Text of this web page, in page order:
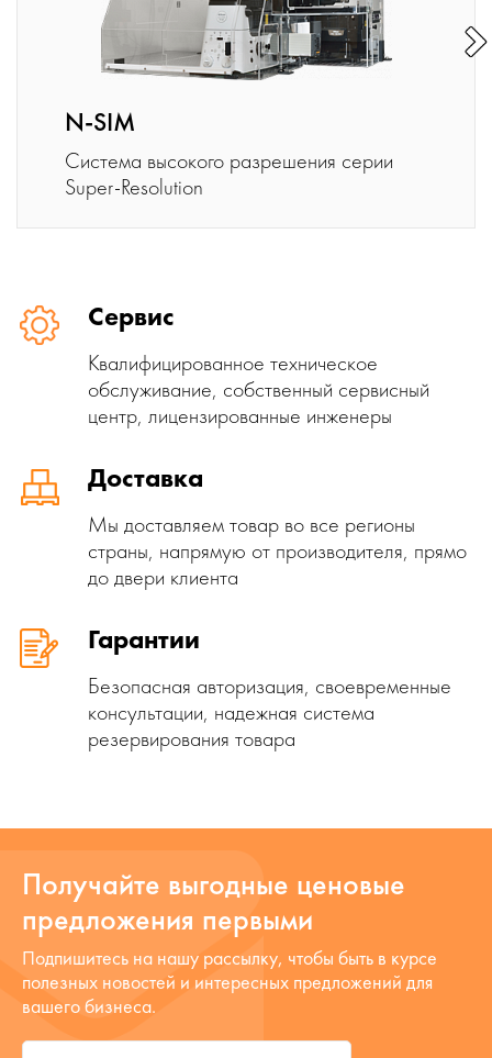
N-SIM
Система высокого разрешения серии
Super-Resolution
Сервис
Квалифицированное техническое
обслуживание, собственный сервисный
центр, лицензированные инженеры
Доставка
Мы доставляем товар во все регионы
страны, напрямую от производителя, прямо
до двери клиента
Гарантии
Безопасная авторизация, своевременные
консультации, надежная система
резервирования товара
Получайте выгодные ценовые
предложения первыми
Подпишитесь на нашу рассылку, чтобы быть в курсе
полезных новостей и интересных предложений для
вашего бизнеса.